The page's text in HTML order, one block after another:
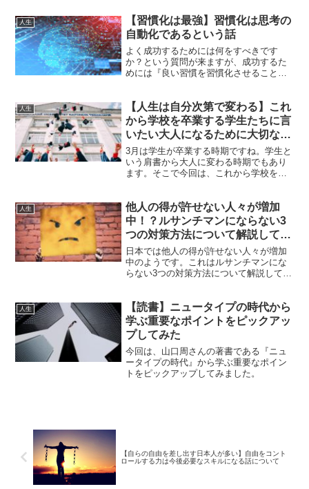
にするものから学ぶ重要なポイントをピ
ックアップしてみました。
人生
【習慣化は最強】習慣化は思考の
自動化であるという話
よく成功するためには何をすべきです
か？という質問が来ますが、成功するた
めには『良い習慣を習慣化させること』
すべて手に入れることができます。今回
は、習慣化は思考の自動化であるという
話についてです。
人生
【人生は自分次第で変わる】これ
から学校を卒業する学生たちに言
いたい大人になるために大切な6
つのこと
3月は学生が卒業する時期ですね。学生と
いう肩書から大人に変わる時期でもあり
ます。そこで今回は、これから学校を卒
人生
他人の得が許せない人々が増加
中！？ルサンチマンにならない3
つの対策方法について解説してみ
た【社会は結果が全て】
日本では他人の得が許せない人々が増加
中のようです。これはルサンチマンにな
らない3つの対策方法について解説してい
人生
【読書】ニュータイプの時代から
学ぶ重要なポイントをピックアッ
プしてみた
今回は、山口周さんの著書である『ニュ
ータイプの時代』から学ぶ重要なポイン
トをピックアップしてみました。
【自らの自由を差し出す日本人が多い】自由をコント
ロールする力は今後必要なスキルになる話について